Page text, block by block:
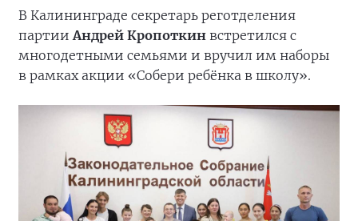
В Калининграде секретарь реготделения
партии Андрей Кропоткин встретился с
многодетными семьями и вручил им наборы
в рамках акции «Собери ребёнка в школу».